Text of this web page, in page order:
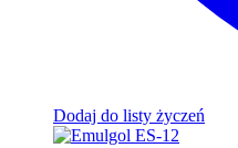
Dodaj do listy życzeń